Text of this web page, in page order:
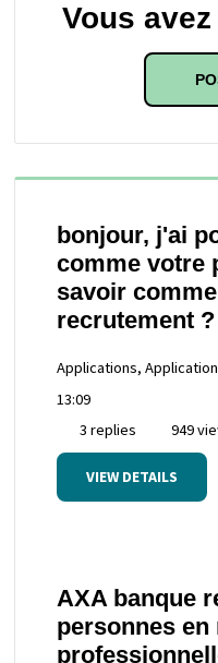
Vous
bonjour, j'ai
comme votre
savoir
recrutement
Applications,
13:09
3 replies
949
VIEW DETAILS
AXA banque
personnes